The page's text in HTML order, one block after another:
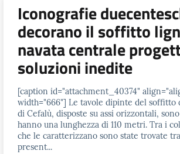
Iconografie
decorano il soffitto
navata centrale
soluzioni inedite
[caption id="attachment_40374"
width="666"] Le tavole dipinte del soffitto
di Cefalù, disposte su assi orizzontali,
hanno una lunghezza di 110 metri. Tra i
che le caratterizzano sono state trovate
present...